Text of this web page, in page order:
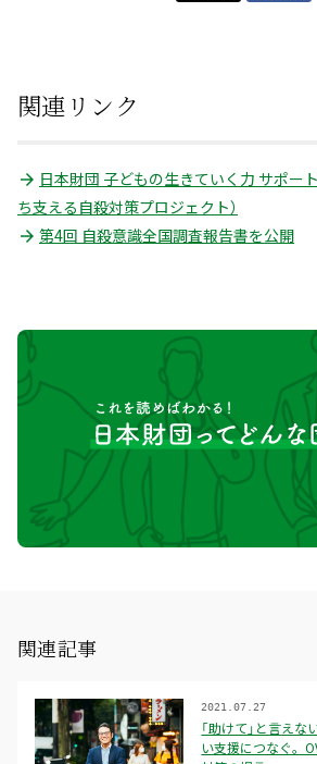
関連リンク
日本財団 子どもの生きていく力 サポー
ち支える自殺対策プロジェクト）
第4回 自殺意識全国調査報告書を公開
関連記事
「助けて」と言え
い支援につなぐ。
2021.07.27